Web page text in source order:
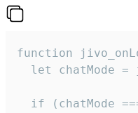
function
let chatMode =
if (chatMode